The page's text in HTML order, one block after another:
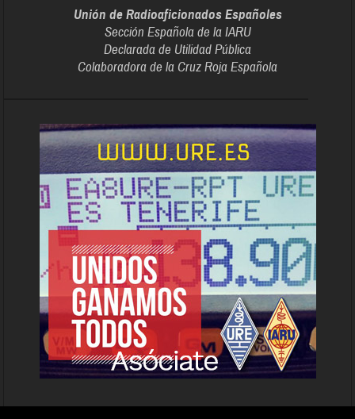
Unión de Radioaficionados Españoles
Sección Española de la IARU
Declarada de Utilidad Pública
Colaboradora de la Cruz Roja Española